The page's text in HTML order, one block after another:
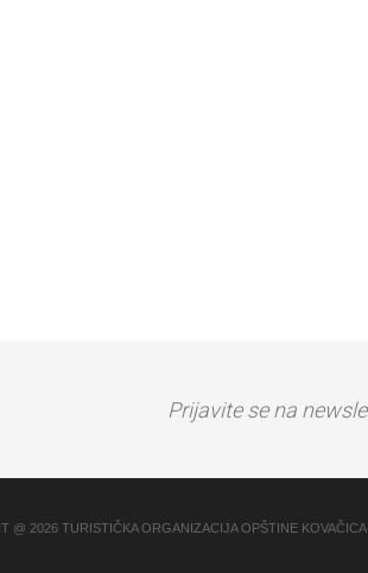
Prijavite se na
@ 2026 TURISTIČKA ORGANIZACIJA OPŠTINE KOVAČICA